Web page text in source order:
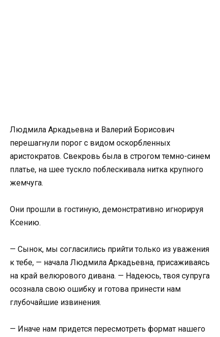
Людмила Аркадьевна и Валерий Борисович
перешагнули порог с видом оскорбленных
аристократов. Свекровь была в строгом темно-синем
платье, на шее тускло поблескивала нитка крупного
жемчуга.
Они прошли в гостиную, демонстративно игнорируя
Ксению.
— Сынок, мы согласились прийти только из уважения
к тебе, — начала Людмила Аркадьевна, присаживаясь
на край велюрового дивана. — Надеюсь, твоя супруга
осознала свою ошибку и готова принести нам
глубочайшие извинения.
— Иначе нам придется пересмотреть формат нашего